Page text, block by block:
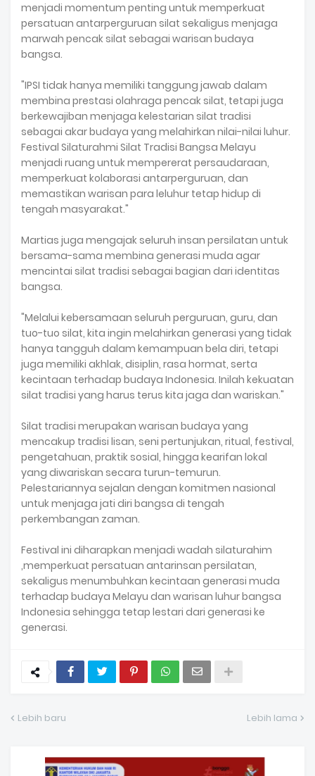
menjadi momentum penting untuk memperkuat
persatuan antarperguruan silat sekaligus menjaga
marwah pencak silat sebagai warisan budaya
bangsa.
"IPSI tidak hanya memiliki tanggung jawab dalam
membina prestasi olahraga pencak silat, tetapi juga
berkewajiban menjaga kelestarian silat tradisi
sebagai akar budaya yang melahirkan nilai-nilai luhur.
Festival Silaturahmi Silat Tradisi Bangsa Melayu
menjadi ruang untuk mempererat persaudaraan,
memperkuat kolaborasi antarperguruan, dan
memastikan warisan para leluhur tetap hidup di
tengah masyarakat."
Martias juga mengajak seluruh insan persilatan untuk
bersama-sama membina generasi muda agar
mencintai silat tradisi sebagai bagian dari identitas
bangsa.
"Melalui kebersamaan seluruh perguruan, guru, dan
tuo-tuo silat, kita ingin melahirkan generasi yang tidak
hanya tangguh dalam kemampuan bela diri, tetapi
juga memiliki akhlak, disiplin, rasa hormat, serta
kecintaan terhadap budaya Indonesia. Inilah kekuatan
silat tradisi yang harus terus kita jaga dan wariskan."
Silat tradisi merupakan warisan budaya yang
mencakup tradisi lisan, seni pertunjukan, ritual, festival,
pengetahuan, praktik sosial, hingga kearifan lokal
yang diwariskan secara turun-temurun.
Pelestariannya sejalan dengan komitmen nasional
untuk menjaga jati diri bangsa di tengah
perkembangan zaman.
Festival ini diharapkan menjadi wadah silaturahim
,memperkuat persatuan antarinsan persilatan,
sekaligus menumbuhkan kecintaan generasi muda
terhadap budaya Melayu dan warisan luhur bangsa
Indonesia sehingga tetap lestari dari generasi ke
generasi.
Lebih baru Lebih lama